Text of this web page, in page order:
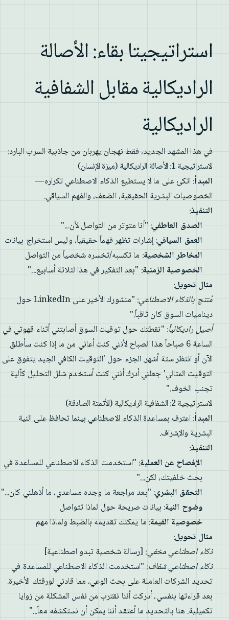
استراتيجيتا بقاء: الأصالة
الراديكالية مقابل الشفافية
الراديكالية
في هذا المشهد الجديد، فقط نهجان يهربان من جاذبية السرب البارد:
الاستراتيجية 1: الأصالة الراديكالية (ميزة الإنسان)
المبدأ: اتكئ على ما لا يستطيع الذكاء الاصطناعي تكراره—
الخصوصيات البشرية الحقيقية، الضعف، والفهم السياقي.
التنفيذ:
الصدق العاطفي: "أنا متوتر من التواصل لأن..."
العمق السياقي: إشارات تظهر فهماً حقيقياً، وليس استخراج بيانات
المخاطر الشخصية: ما تكسبه/تخسره شخصياً من التواصل
الخصوصية الزمنية: "بعد التفكير في هذا لثلاثة أسابيع..."
مثال تحويل:
مُنتج بالذكاء الاصطناعي
: "منشورك الأخير على LinkedIn حول
ديناميات السوق كان ثاقباً."
أصيل راديكالياً: "نقطتك حول توقيت السوق أصابتني أثناء قهوتي في
الساعة 6 صباحاً هذا الصباح لأنني كنت أعاني من ما إذا كنت سأطلق
الآن أو انتظر ستة أشهر. الجزء حول 'التوقيت الكافي الجيد يتفوق على
التوقيت المثالي' جعلني أدرك أنني كنت أستخدم شلل التحليل كآلية
تجنب الخوف."
الاستراتيجية 2: الشفافية الراديكالية (الأتمتة الصادقة)
المبدأ: اعترف بمساعدة الذكاء الاصطناعي بينما تحافظ على النية
البشرية والإشراف.
التنفيذ:
الإفصاح عن العملية: "استخدمت الذكاء الاصطناعي للمساعدة في
بحث خلفيتك، لكن..."
التحقق البشري: "بعد مراجعة ما وجده مساعدي، ما أذهلني كان..."
وضوح النية: بيانات صريحة حول لماذا تتواصل
خصوصية القيمة: ما يمكنك تقديمه بالضبط ولماذا مهم
مثال تحويل:
ذكاء اصطناعي مخفي: [رسالة شخصية تبدو اصطناعية]
ذكاء اصطناعي شفاف: "استخدمت الذكاء الاصطناعي للمساعدة في
تحديد الشركات العاملة على بحث الوعي، مما قادني لورقتك الأخيرة.
بعد قراءتها بنفسي، أدركت أننا نقترب من نفس المشكلة من زوايا
تكميلية. هنا بالتحديد ما أعتقد أننا يمكن أن نستكشفه معاً..."